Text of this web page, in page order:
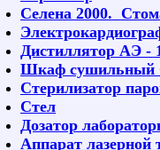
Селена 2000.
Дистиллятор АЭ -
Шкаф
Стерилизатор
Стел
Дозатор
Аппарат